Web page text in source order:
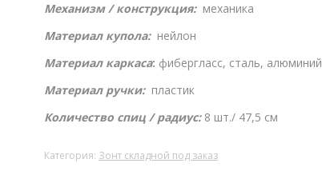
Механизм / конструкция: механика
Материал купола: нейлон
Материал каркаса: фибергласс, сталь, алюминий
Материал ручки: пластик
Количество спиц / радиус:8 шт./ 47,5 см
Категория: Зонт складной под заказ